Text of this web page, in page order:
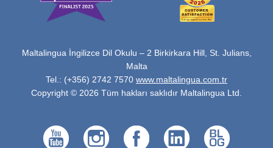
Maltalingua İngilizce Dil Okulu – 2 Birkirkara Hill, St. Julians,
Malta
Tel.: (+356) 2742 7570 www.maltalingua.com.tr
Copyright © 2026 Tüm hakları saklıdır Maltalingua Ltd.